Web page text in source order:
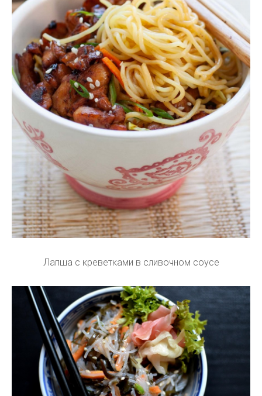
Лапша с креветками в сливочном соусе